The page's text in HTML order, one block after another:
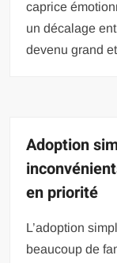
caprice
un décalage
devenu grand
Adoption
en priorité
L’adoption
beaucoup de